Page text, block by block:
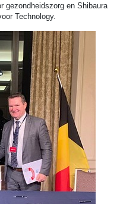
gezondheidszorg en Shibaura
Technology.